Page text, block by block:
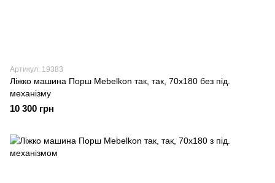
Артикул: 19383
Ліжко машина Порш Mebelkon так, так, 70х180 без під.
механізму
10 300 грн